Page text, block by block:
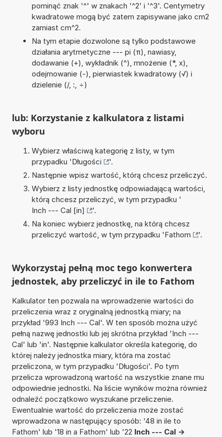
pominąć znak '^' w znakach '^2' i '^3'. Centymetry
kwadratowe mogą być zatem zapisywane jako cm2
zamiast cm^2.
Na tym etapie dozwolone są tylko podstawowe
działania arytmetyczne --- pi (π), nawiasy,
dodawanie (+), wykładnik (^), mnożenie (*, x),
odejmowanie (-), pierwiastek kwadratowy (√) i
dzielenie (/, :, ÷)
lub: Korzystanie z kalkulatora z listami
wyboru
Wybierz właściwą kategorię z listy, w tym
przypadku 'Długości
'.
Następnie wpisz wartość, którą chcesz przeliczyć.
Wybierz z listy jednostkę odpowiadającą wartości,
którą chcesz przeliczyć, w tym przypadku '
Inch --- Cal [in]
'.
Na koniec wybierz jednostkę, na którą chcesz
przeliczyć wartość, w tym przypadku 'Fathom '.
Wykorzystaj pełną moc tego konwertera
jednostek, aby przeliczyć in ile to Fathom
Kalkulator ten pozwala na wprowadzenie wartości do
przeliczenia wraz z oryginalną jednostką miary; na
przykład '993 Inch --- Cal'. W ten sposób można użyć
pełną nazwę jednostki lub jej skrótna przykład 'Inch ---
Cal' lub 'in'. Następnie kalkulator określa kategorię, do
której należy jednostka miary, która ma zostać
przeliczona, w tym przypadku 'Długości'. Po tym
przelicza wprowadzoną wartość na wszystkie znane mu
odpowiednie jednostki. Na liście wyników można również
odnaleźć początkowo wyszukane przeliczenie.
Ewentualnie wartość do przeliczenia może zostać
wprowadzona w następujący sposób: '48 in ile to
Fathom' lub '18 in a Fathom' lub '22 Inch --- Cal ->